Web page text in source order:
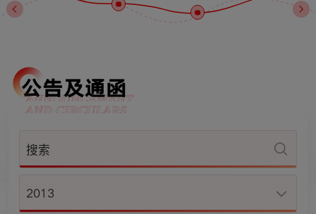
公告及通函
ANNOUNCEMENT
AND CIRCULARS
2013